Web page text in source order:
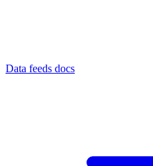
Data feeds docs